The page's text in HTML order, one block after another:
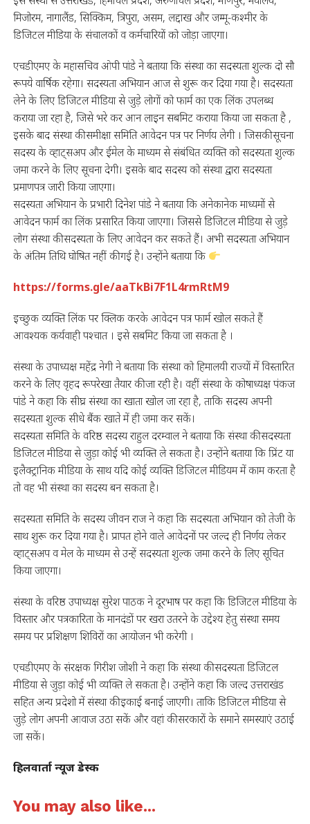
मिजोरम, नागालैंड, सिक्किम, त्रिपुरा, असम, लद्दाख और जम्मू-कश्मीर के
डिजिटल मीडिया के संचालकों व कर्मचारियों को जोड़ा जाएगा।
एचडीएमए के महासचिव ओपी पांडे ने बताया कि संस्था का सदस्यता शुल्क दो सौ
रूपये वार्षिक रहेगा। सदस्यता अभियान आज से शुरू कर दिया गया है। सदस्यता
लेने के लिए डिजिटल मीडिया से जुड़े लोगों को फार्म का एक लिंक उपलब्ध
कराया जा रहा है, जिसे भरे कर आन लाइन सबमिट कराया किया जा सकता है ,
इसके बाद संस्था की समीक्षा समिति आवेदन पत्र पर निर्णय लेगी । जिसकी सूचना
सदस्य के व्हाट्सअप और ईमेल के माध्यम से संबंधित व्यक्ति को सदस्यता शुल्क
जमा करने के लिए सूचना देगी। इसके बाद सदस्य को संस्था द्वारा सदस्यता
प्रमाणपत्र जारी किया जाएगा।
सदस्यता अभियान के प्रभारी दिनेश पांडे ने बताया कि अनेकानेक माध्यमों से
आवेदन फार्म का लिंक प्रसारित किया जाएगा। जिससे डिजिटल मीडिया से जुड़े
लोग संस्था की सदस्यता के लिए आवेदन कर सकते हैं। अभी सदस्यता अभियान
के अंतिम तिथि घोषित नहीं की गई है। उन्होंने बताया कि
https://forms.gle/aaTkBi7F1L4rmRtM9
इच्छुक व्यक्ति लिंक पर क्लिक करके आवेदन पत्र फार्म खोल सकते हैं
आवश्यक कर्यवाही पश्चात । इसे सबमिट किया जा सकता है ।
संस्था के उपाध्यक्ष महेंद्र नेगी ने बताया कि संस्था को हिमालयी राज्यों में विस्तारित
करने के लिए वृहद रूपरेखा तैयार की जा रही है। वहीं संस्था के कोषाध्यक्ष पंकज
पांडे ने कहा कि सीघ्र संस्था का खाता खोल जा रहा है, ताकि सदस्य अपनी
सदस्यता शुल्क सीधे बैंक खाते में ही जमा कर सकें।
सदस्यता समिति के वरिष्ठ सदस्य राहुल दरम्वाल ने बताया कि संस्था की सदस्यता
डिजिटल मीडिया से जुड़ा कोई भी व्यक्ति ले सकता है। उन्होंने बताया कि प्रिंट या
इलैक्ट्रानिक मीडिया के साथ यदि कोई व्यक्ति डिजिटल मीडियम में काम करता है
तो वह भी संस्था का सदस्य बन सकता है।
सदस्यता समिति के सदस्य जीवन राज ने कहा कि सदस्यता अभियान को तेजी के
साथ शुरू कर दिया गया है। प्रापत होने वाले आवेदनों पर जल्द ही निर्णय लेकर
व्हाट्सअप व मेल के माध्यम से उन्हें सदस्यता शुल्क जमा करने के लिए सूचित
किया जाएगा।
संस्था के वरिष्ठ उपाध्यक्ष सुरेश पाठक ने दूरभाष पर कहा कि डिजिटल मीडिया के
विस्तार और पत्रकारिता के मानदंडों पर खरा उतरने के उद्देश्य हेतु संस्था समय
समय पर प्रशिक्षण शिविरों का आयोजन भी करेगी ।
एचडीएमए के संरक्षक गिरीश जोशी ने कहा कि संस्था की सदस्यता डिजिटल
मीडिया से जुड़ा कोई भी व्यक्ति ले सकता है। उन्होंने कहा कि जल्द उत्तराखंड
सहित अन्य प्रदेशो में संस्था की इकाई बनाई जाएगी। ताकि डिजिटल मीडिया से
जुड़े लोग अपनी आवाज उठा सकें और वहां की सरकारों के समाने समस्याएं उठाई
जा सकें।
हिलवार्ता न्यूज डेस्क
You may also like...